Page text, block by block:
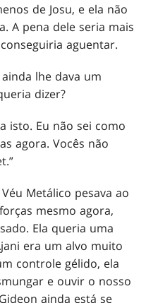
de Josu, e ela não
A pena dele seria mais
aguentar.
lhe dava um
dizer?
isto. Eu não sei como
agora. Vocês não
Metálico pesava ao
mesmo agora,
Ela queria uma
era um alvo muito
controle gélido, ela
e ouvir o nosso
ainda está se